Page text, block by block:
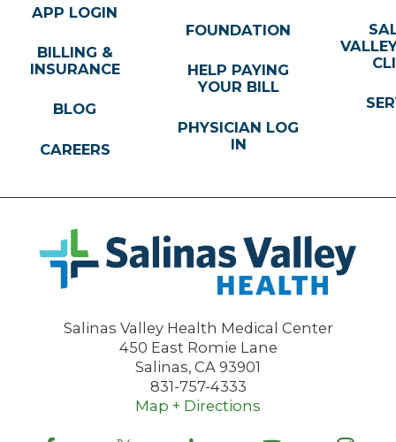
Salinas Valley Health Medical Center
450 East Romie Lane
Salinas, CA 93901
831-757-4333
Map + Directions
APP LOGIN
BILLING &
INSURANCE
BLOG
CAREERS
FOUNDATION
HELP PAYING
YOUR BILL
PHYSICIAN LOG
IN